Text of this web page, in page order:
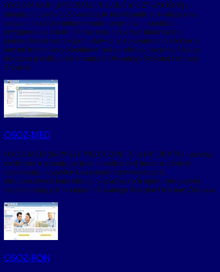
OSOZ-FUMIN (INTERAKCJE LEKÓW Z ŻYWNOŚCIĄ) -
interakcje Leków z Żywnością to rozwiązanie pozwalające na
sprawne i szybkie informowanie pacjentów o zasadach
przyjmowania leków. Farmaceuta otrzymuje informacje o
potencjalnych interakcjach leków z pożywieniem oraz leków z
innymi lekami bezpośrednio w trakcie obsługi pacjenta. Usługa
dostępna jest dla aptek w ramach Otwartego Systemu Ochrony
Zdrowia.
OSOZ-MED
OSOZ-MED (SERWISY MEDYCZNE DLA PACJENTA) - serwisy
medyczne wspierają pacjenta w codziennej trosce o zdrowie
zapewniając wygodne korzystanie z nowoczesnych,
elektronicznych form obsługi w placówkach opieki zdrowotnej
współpracujących w ramach Otwartego Systemu Ochrony Zdrowia.
OSOZ-RON